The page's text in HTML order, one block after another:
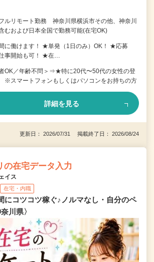
ルリモート勤務 神奈川県横浜市その他、神奈川
むおよび日本全国で勤務可能(在宅OK)
に働けます！ ★単発（1日のみ）OK！ ★応募
事開始も可！ ★在…
OK／年齢不問＞⇒★特に20代〜50代の女性の登
スマートフォンもしくはパソコンをお持ちの方
詳細を見る
更新日： 2026/07/31 掲載終了日： 2026/08/24
の在宅データ入力
イス
在宅・内職
にコツコツ稼ぐ♪ノルマなし・自分のペ
川県〉